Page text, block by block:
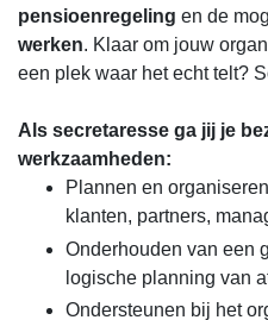
pensioenregeling en de
werken. Klaar om jouw
een plek waar het echt telt?
Als secretaresse ga jij je
werkzaamheden:
Plannen en
klanten, partners,
Onderhouden van een
logische planning van
Ondersteunen bij het